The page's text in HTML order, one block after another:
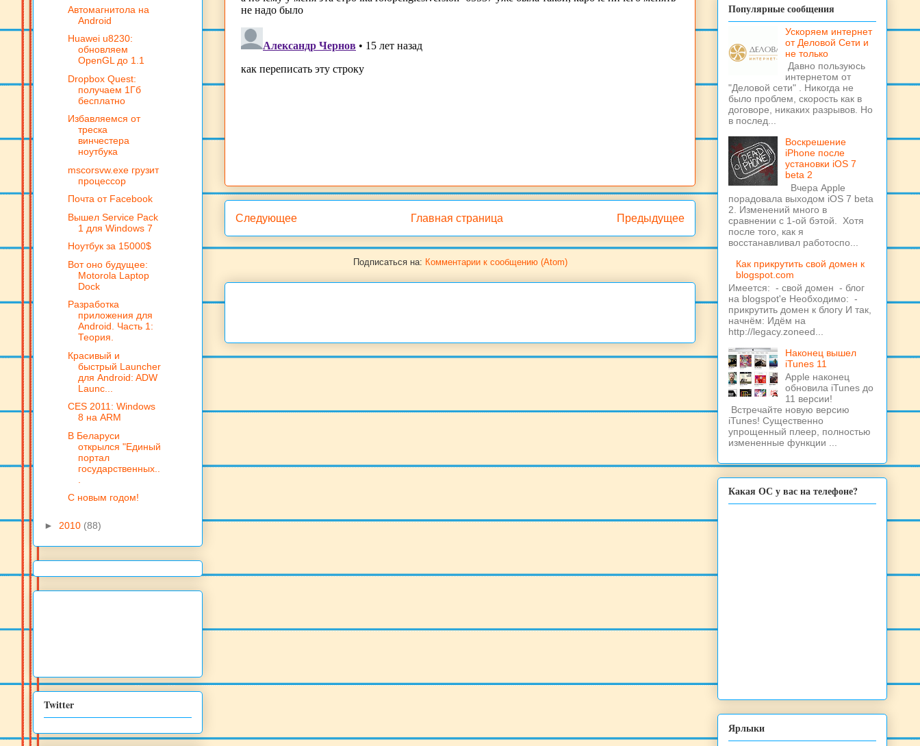
Следующее Предыдущее
Главная страница
Подписаться на: Комментарии к сообщению (Atom)
Автомагнитола на
Android
Huawei u8230:
обновляем
OpenGL до 1.1
Dropbox Quest:
получаем 1Гб
бесплатно
Избавляемся от
треска
винчестера
ноутбука
mscorsvw.exe грузит
процессор
Почта от Facebook
Вышел Service Pack
1 для Windows 7
Ноутбук за 15000$
Вот оно будущее:
Motorola Laptop
Dock
Разработка
приложения для
Android. Часть 1:
Теория.
Красивый и
быстрый Launcher
для Android: ADW
Launc...
CES 2011: Windows
8 на ARM
В Беларуси
открылся "Единый
портал
государственных..
С новым годом!
► 2010 (88)
Twitter
Популярные сообщения
Ускоряем интернет
от Деловой Сети и
не только
Давно пользуюсь
интернетом от
"Деловой сети" . Никогда не
было проблем, скорость как в
договоре, никаких разрывов. Но
в послед...
Воскрешение
iPhone после
установки iOS 7
beta 2
Вчера Apple
порадовала выходом iOS 7 beta
2. Изменений много в
сравнении с 1-ой бэтой. Хотя
после того, как я
восстанавливал работоспо...
Как прикрутить свой домен к
blogspot.com
Имеется: - свой домен - блог
на blogspot'е Необходимо: -
прикрутить домен к блогу И так,
начнём: Идём на
http://legacy.zoneed...
Наконец вышел
iTunes 11
Apple наконец
обновила iTunes до
11 версии!
Встречайте новую версию
iTunes! Существенно
упрощенный плеер, полностью
измененные функции ...
Какая ОС у вас на телефоне?
Ярлыки